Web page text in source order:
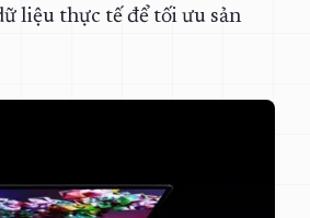
liệu thực tế để tối ưu sản